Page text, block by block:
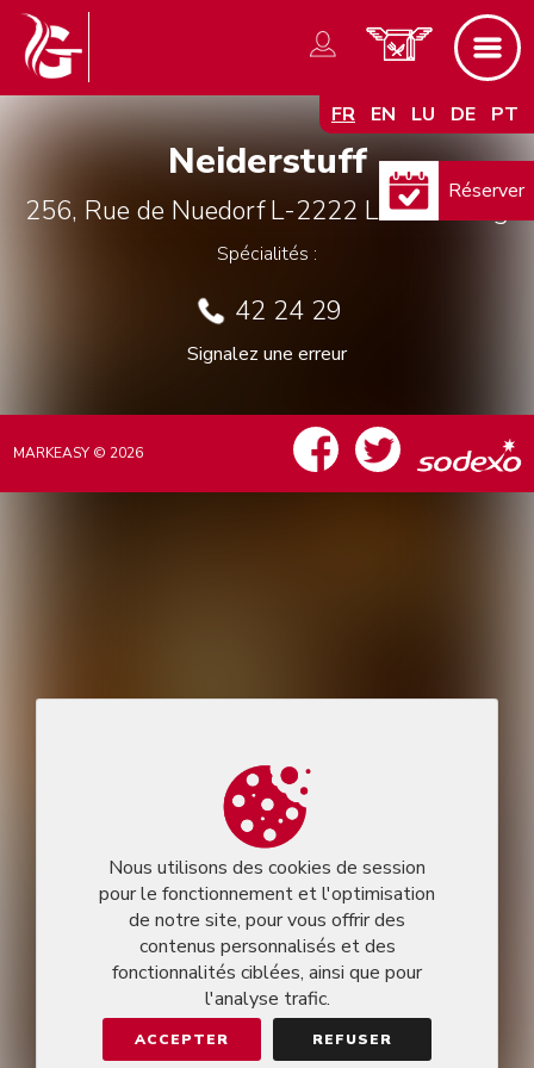
FR EN LU DE PT
Neiderstuff
256, Rue de NuedorfL-2222 Luxembourg
Spécialités :
42 24 29
Signalez une erreur
Réserver
Nous utilisons des cookies de session
pour le fonctionnement et l'optimisation
de notre site, pour vous offrir des
contenus personnalisés et des
fonctionnalités ciblées, ainsi que pour
l'analyse trafic.
ACCEPTER REFUSER
MARKEASY © 2026